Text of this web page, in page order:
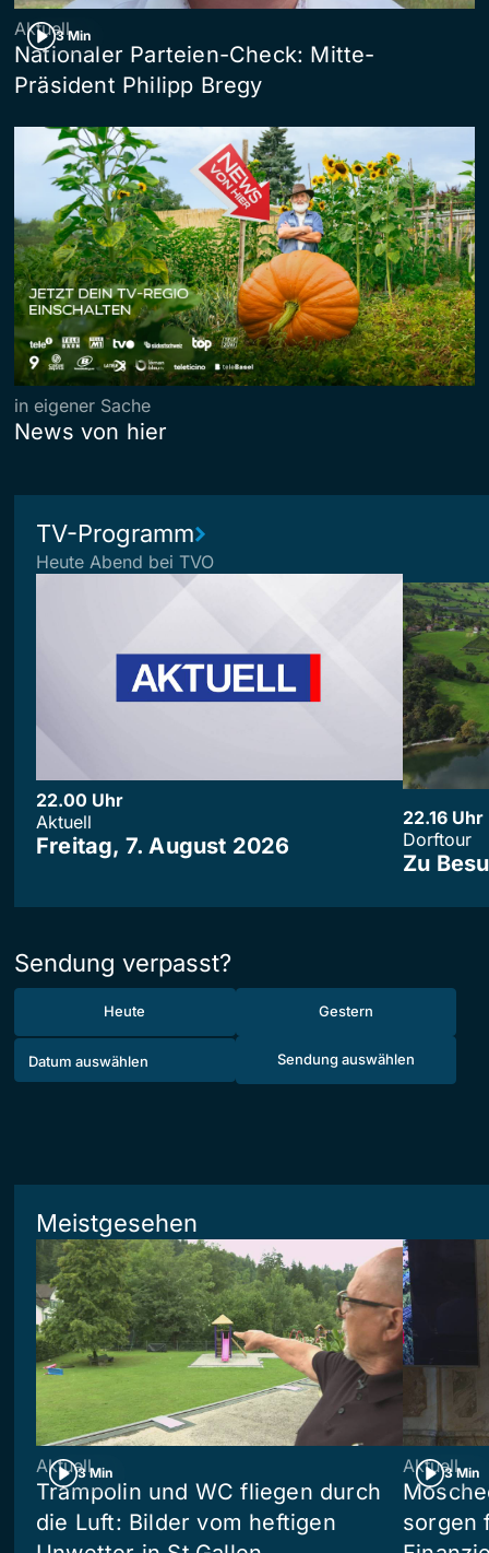
3 Min
Aktuell
Nationaler Parteien-Check: Mitte-
Präsident Philipp Bregy
in eigener Sache
News von hier
TV-Programm
Heute Abend bei TVO
22.00 Uhr
Aktuell
Freitag, 7. August 2026
22.16 Uhr
Dorftour
Zu
Sendung verpasst?
Heute Gestern
Sendung auswählen
Meistgesehen
3 Min
Aktuell
Trampolin und WC fliegen durch
die Luft: Bilder vom heftigen
3 Min
Aktuell
sorgen